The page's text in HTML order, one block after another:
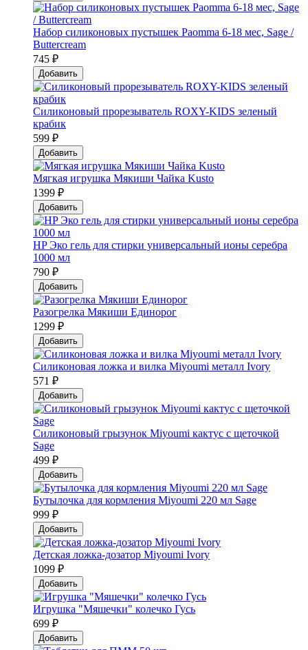
Набор силиконовых пустышек Paomma 6-18 мес, Sage /
Buttercream
745 ₽
Добавить
Силиконовый прорезыватель ROXY-KIDS зеленый
крабик
599 ₽
Добавить
Мягкая игрушка Мякиши Чайка Kusto
1399 ₽
Добавить
HP Эко гель для стирки универсальный ионы серебра
1000 мл
790 ₽
Добавить
Разогрелка Мякиши Единорог
1299 ₽
Добавить
Силиконовая ложка и вилка Мiyoumi металл Ivory
571 ₽
Добавить
Силиконовый грызунок Мiyoumi кактус с щеточкой
Sage
499 ₽
Добавить
Бутылочка для кормления Miyoumi 220 мл Sage
999 ₽
Добавить
Детская ложка-дозатор Мiyoumi Ivory
1099 ₽
Добавить
Игрушка "Мяшечки" колечко Гусь
699 ₽
Добавить